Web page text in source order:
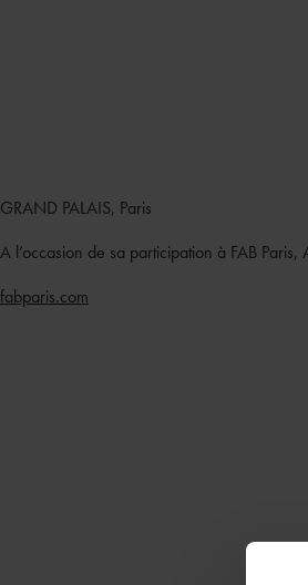
GRAND PALAIS, Paris
A l’occasion de sa participation à FAB
fabparis.com